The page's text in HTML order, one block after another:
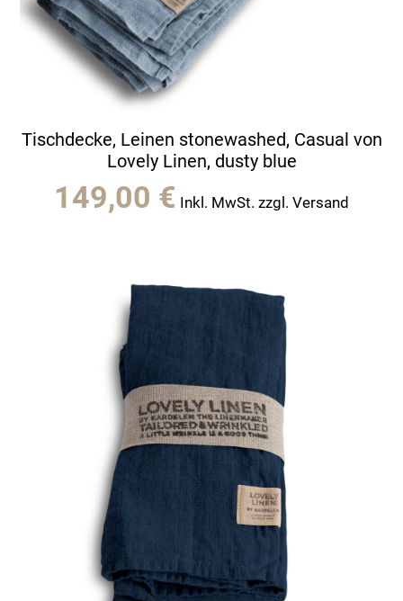
Tischdecke, Leinen stonewashed, Casual von
Lovely Linen, dusty blue
149,00 € Inkl. MwSt. zzgl. Versand